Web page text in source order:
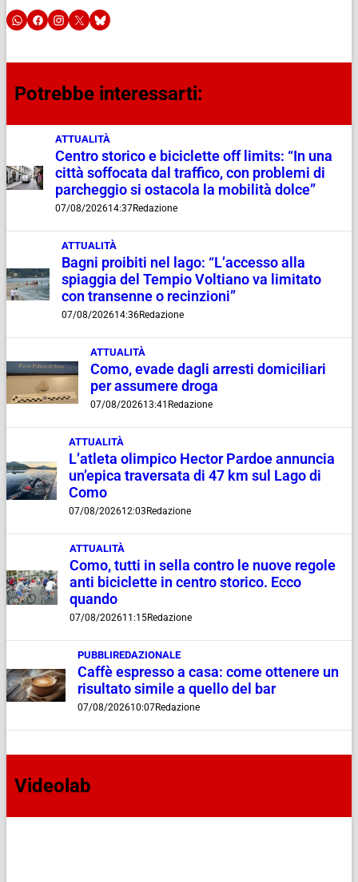
Potrebbe interessarti:
ATTUALITÀ
Centro storico e biciclette off limits: “In una
città soffocata dal traffico, con problemi di
parcheggio si ostacola la mobilità dolce”
07/08/202614:37Redazione
ATTUALITÀ
Bagni proibiti nel lago: “L’accesso alla
spiaggia del Tempio Voltiano va limitato
con transenne o recinzioni”
07/08/202614:36Redazione
ATTUALITÀ
Como, evade dagli arresti domiciliari
per assumere droga
07/08/202613:41 Redazione
ATTUALITÀ
L’atleta olimpico Hector Pardoe annuncia
un’epica traversata di 47 km sul Lago di
Como
07/08/202612:03 Redazione
ATTUALITÀ
Como, tutti in sella contro le nuove regole
anti biciclette in centro storico. Ecco
quando
07/08/202611:15Redazione
PUBBLIREDAZIONALE
Caffè espresso a casa: come ottenere un
risultato simile a quello del bar
07/08/202610:07Redazione
Videolab